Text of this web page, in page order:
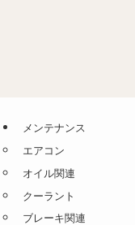
メンテナンス
エアコン
オイル関連
クーラント
ブレーキ関連